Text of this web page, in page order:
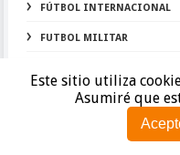
Este sitio utiliza
Asumiré que
FÚTBOL INTERNACIONAL
FUTBOL MILITAR
FUTBOL PROVICIA